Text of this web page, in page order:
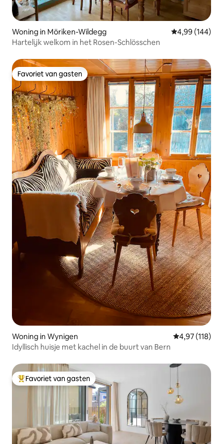
Woning in Möriken-Wildegg Gemiddelde
4,99 (144)
Hartelijk welkom in het Rosen-Schlösschen
Favoriet van gasten
Favoriet van gasten
Woning in Wynigen Gemiddelde
4,97 (118)
Idyllisch huisje met kachel in de buurt van Bern
Topfavoriet van gasten
Favoriet van gasten